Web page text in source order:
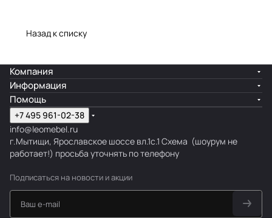
Назад к списку
Компания
Информация
Помощь
+7 495 961-02-38
info@leomebel.ru
г.Мытищи, Ярославское шоссе вл.1с.1 Схема (шоурум не
работает!) просьба уточнять по телефону
Подписаться на новости и акции